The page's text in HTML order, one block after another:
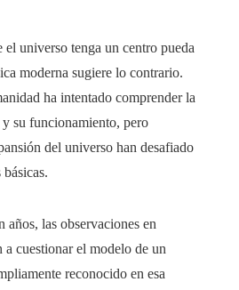
el universo tenga un centro pueda
moderna sugiere lo contrario.
ha intentado comprender la
su funcionamiento, pero
del universo han desafiado
años, las observaciones en
a cuestionar el modelo de un
reconocido en esa